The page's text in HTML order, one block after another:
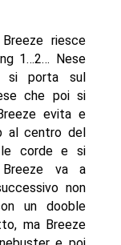
riesce
1…2… Nese
si porta sul
che poi si
evita e
al centro del
le corde e si
Breeze va a
non
un dooble
ma Breeze